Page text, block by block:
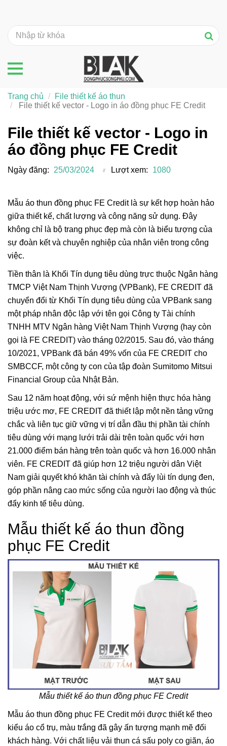
File thiết kế vector - Logo in
áo đồng phục FE Credit
Ngày đăng: 25/03/2024 Lượt xem: 1080
Mẫu áo thun đồng phục FE Credit là sự kết hợp hoàn hảo
giữa thiết kế, chất lượng và công năng sử dụng. Đây
không chỉ là bộ trang phục đẹp mà còn là biểu tượng của
sự đoàn kết và chuyên nghiệp của nhân viên trong công
việc.
Tiền thân là Khối Tín dụng tiêu dùng trực thuộc Ngân hàng
TMCP Việt Nam Thịnh Vượng (VPBank), FE CREDIT đã
chuyển đổi từ Khối Tín dụng tiêu dùng của VPBank sang
một pháp nhân độc lập với tên gọi Công ty Tài chính
TNHH MTV Ngân hàng Việt Nam Thịnh Vượng (hay còn
gọi là FE CREDIT) vào tháng 02/2015. Sau đó, vào tháng
10/2021, VPBank đã bán 49% vốn của FE CREDIT cho
SMBCCF, một công ty con của tập đoàn Sumitomo Mitsui
Financial Group của Nhật Bản.
Sau 12 năm hoạt động, với sứ mệnh hiện thực hóa hàng
triệu ước mơ, FE CREDIT đã thiết lập một nền tảng vững
chắc và liên tục giữ vững vị trí dẫn đầu thị phần tài chính
tiêu dùng với mạng lưới trải dài trên toàn quốc với hơn
21.000 điểm bán hàng trên toàn quốc và hơn 16.000 nhân
viên. FE CREDIT đã giúp hơn 12 triệu người dân Việt
Nam giải quyết khó khăn tài chính và đẩy lùi tín dụng đen,
góp phần nâng cao mức sống của người lao động và thúc
đẩy kinh tế tiêu dùng.
Mẫu thiết kế áo thun đồng
phục FE Credit
Mẫu thiết kế áo thun đồng phục FE Credit
Mẫu áo thun đồng phục FE Credit mới được thiết kế theo
kiểu áo cổ trụ, màu trắng đã gây ấn tượng mạnh mẽ đối
khách hàng. Với chất liệu vải thun cá sấu poly co giãn, áo
Trang chủ
File thiết kế áo thun
File thiết kế vector - Logo in áo đồng phục FE Credit